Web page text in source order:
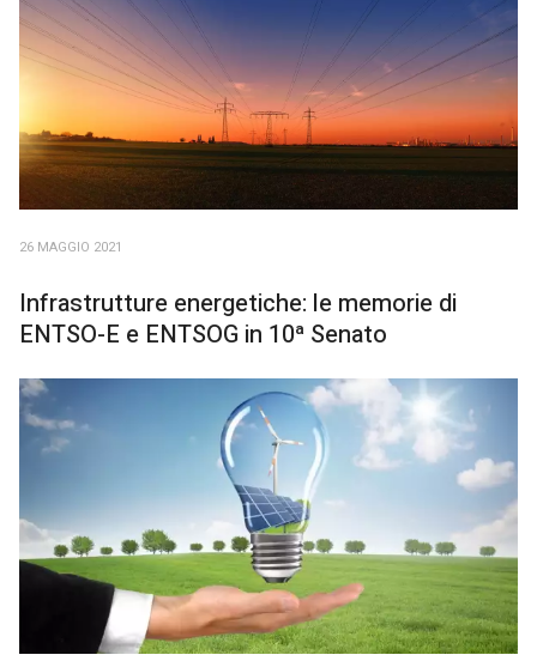
26 MAGGIO 2021
Infrastrutture energetiche: le memorie di
ENTSO-E e ENTSOG in 10ª Senato